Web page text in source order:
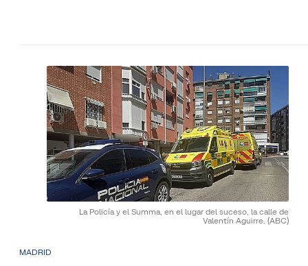
La Policía y el Summa, en el lugar del suceso, la calle de
Valentín Aguirre. (ABC)
MADRID